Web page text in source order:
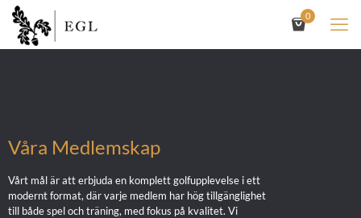
0
Våra Medlemskap
Vårt mål är att erbjuda en komplett golfupplevelse i ett
modernt format, där varje medlem har hög tillgänglighet
till både spel och träning, med fokus på kvalitet. Vi